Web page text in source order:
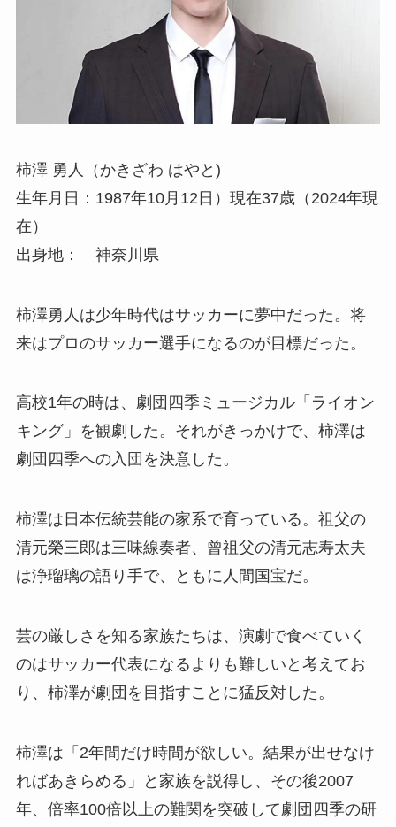
柿澤 勇人（かきざわ はやと)
生年月日：1987年10月12日）現在37歳（2024年現
在）
出身地： 神奈川県
柿澤勇人は少年時代はサッカーに夢中だった。将
来はプロのサッカー選手になるのが目標だった。
高校1年の時は、劇団四季ミュージカル「ライオン
キング」を観劇した。それがきっかけで、柿澤は
劇団四季への入団を決意した。
柿澤は日本伝統芸能の家系で育っている。祖父の
清元榮三郎は三味線奏者、曾祖父の清元志寿太夫
は浄瑠璃の語り手で、ともに人間国宝だ。
芸の厳しさを知る家族たちは、演劇で食べていく
のはサッカー代表になるよりも難しいと考えてお
り、柿澤が劇団を目指すことに猛反対した。
柿澤は「2年間だけ時間が欲しい。結果が出せなけ
ればあきらめる」と家族を説得し、その後2007
年、倍率100倍以上の難関を突破して劇団四季の研